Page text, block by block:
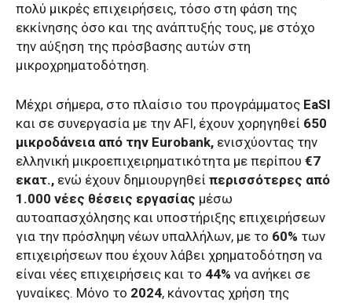
πολύ μικρές επιχειρήσεις, τόσο στη φάση της
εκκίνησης όσο και της ανάπτυξής τους, με στόχο
την αύξηση της πρόσβασης αυτών στη
μικροχρηματοδότηση.
Μέχρι σήμερα, στο πλαίσιο του προγράμματος EaSI
και σε συνεργασία με την AFI, έχουν χορηγηθεί 650
μικροδάνεια από την Eurobank, ενισχύοντας την
ελληνική μικροεπιχειρηματικότητα με περίπου €7
εκατ., ενώ έχουν δημιουργηθεί περισσότερες από
1.000 νέες θέσεις εργασίας μέσω
αυτοαπασχόλησης και υποστήριξης επιχειρήσεων
για την πρόσληψη νέων υπαλλήλων, με το 60% των
επιχειρήσεων που έχουν λάβει χρηματοδότηση να
είναι νέες επιχειρήσεις και το 44% να ανήκει σε
γυναίκες. Μόνο το 2024, κάνοντας χρήση της